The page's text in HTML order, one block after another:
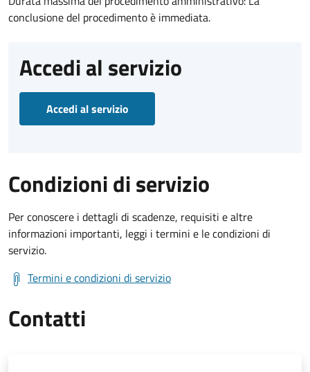
conclusione del procedimento è immediata.
Accedi al servizio
Accedi al servizio
Condizioni di servizio
Per conoscere i dettagli di scadenze, requisiti e altre
informazioni importanti, leggi i termini e le condizioni di
servizio.
Termini e condizioni di servizio
Contatti